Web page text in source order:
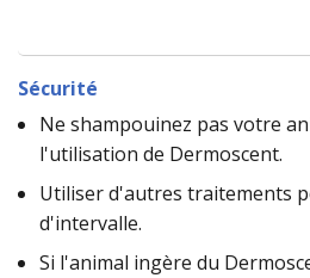
Sécurité
Ne shampouinez pas votre
l'utilisation de Dermoscent.
Utiliser d'autres traitements
d'intervalle.
Si l'animal ingère du